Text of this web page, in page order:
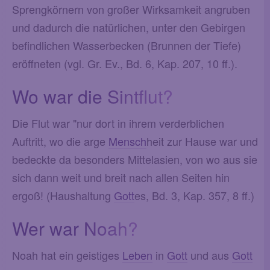
Sprengkörnern von großer Wirksamkeit angruben
und dadurch die natürlichen, unter den Gebirgen
befindlichen Wasserbecken (Brunnen der Tiefe)
eröffneten (vgl. Gr. Ev., Bd. 6, Kap. 207, 10 ff.).
Wo war die Sintflut?
Die Flut war "nur dort in ihrem verderblichen
Auftritt, wo die arge Menschheit zur Hause war und
bedeckte da besonders Mittelasien, von wo aus sie
sich dann weit und breit nach allen Seiten hin
ergoß! (Haushaltung Gottes, Bd. 3, Kap. 357, 8 ff.)
Wer war Noah?
Noah hat ein geistiges Leben in Gott und aus Gott